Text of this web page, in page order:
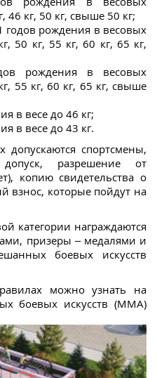
46 кг, 50 кг, свыше 50 кг;
рождения в весовых
50 кг, 55 кг, 60 кг, 65 кг,
рождения в весовых
55 кг, 60 кг, 65 кг, свыше
в весе до 46 кг;
в весе до 43 кг.
допускаются спортсмены,
разрешение от
копию свидетельства о
взнос, которые пойдут на
категории награждаются
призеры – медалями и
боевых искусств
можно узнать на
боевых искусств (ММА)